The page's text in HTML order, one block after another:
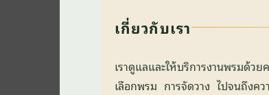
เกี่ยวกับเรา
เราดูแลและให้บริการงานพรมด้
เลือกพรม การจัดวาง ไปจนถึงคว